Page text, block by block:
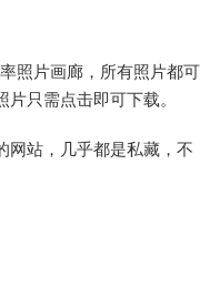
照片画廊，所有照片都可
只需点击即可下载。
网站，几乎都是私藏，不